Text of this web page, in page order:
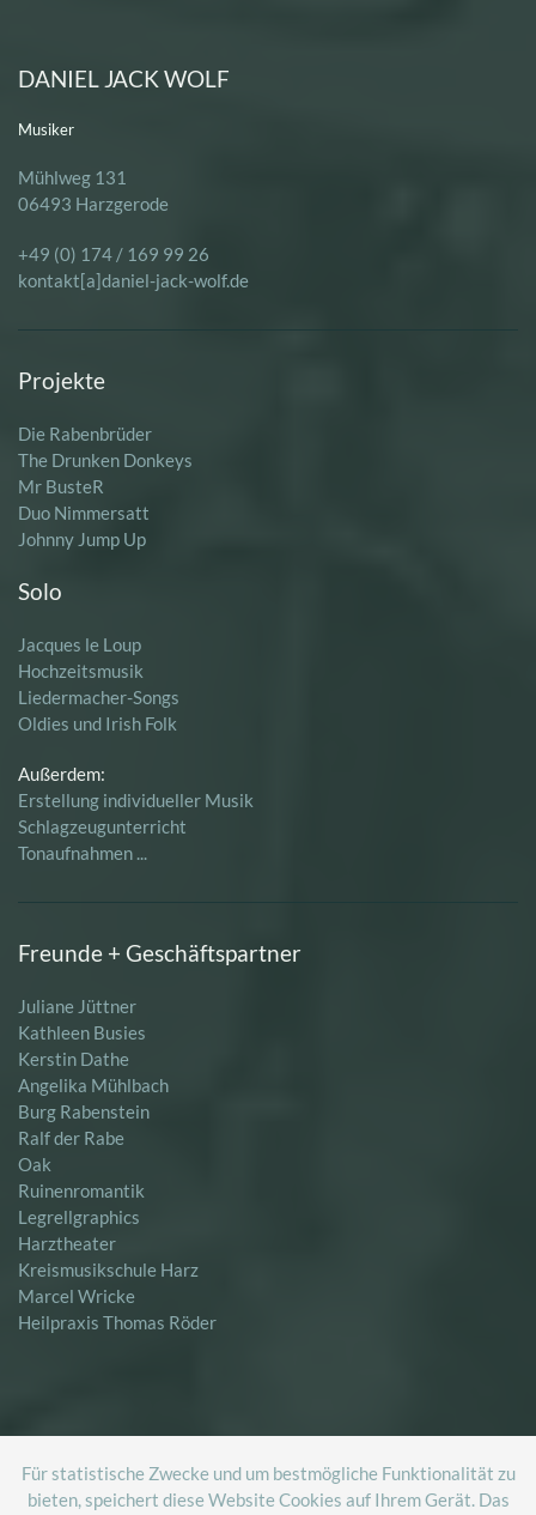
Für statistische Zwecke und um bestmögliche Funktionalität zu
bieten, speichert diese Website Cookies auf Ihrem Gerät. Das
DANIEL JACK WOLF
Musiker
Mühlweg 131
06493 Harzgerode
+49 (0) 174 / 169 99 26
kontakt[a]daniel-jack-wolf.de
Projekte
Die Rabenbrüder
The Drunken Donkeys
Mr BusteR
Duo Nimmersatt
Johnny Jump Up
Solo
Jacques le Loup
Hochzeitsmusik
Liedermacher-Songs
Oldies und Irish Folk
Außerdem:
Erstellung individueller Musik
Schlagzeugunterricht
Tonaufnahmen ...
Freunde + Geschäftspartner
Juliane Jüttner
Kathleen Busies
Kerstin Dathe
Angelika Mühlbach
Burg Rabenstein
Ralf der Rabe
Oak
Ruinenromantik
Legrellgraphics
Harztheater
Kreismusikschule Harz
Marcel Wricke
Heilpraxis Thomas Röder
START IMPRESSUM DATENSCHUTZ